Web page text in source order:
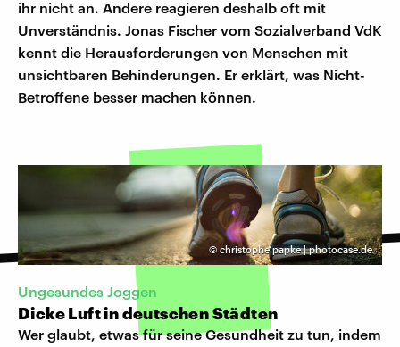
ihr nicht an. Andere reagieren deshalb oft mit
Unverständnis. Jonas Fischer vom Sozialverband VdK
kennt die Herausforderungen von Menschen mit
unsichtbaren Behinderungen. Er erklärt, was Nicht-
Betroffene besser machen können.
© christophe papke | photocase.de
Ungesundes Joggen
Dicke Luft in deutschen Städten
Wer glaubt, etwas für seine Gesundheit zu tun, indem